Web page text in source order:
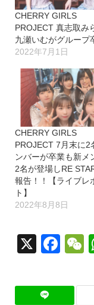
CHERRY GIRLS
PROJECT 真志取み
九瀬いむがグループ
2022年7月1日
CHERRY GIRLS
PROJECT 7月末に2
ンバーが卒業も新メ
2名が登場しRE
報告！！【ライブレ
ト】
2022年8月8日
X